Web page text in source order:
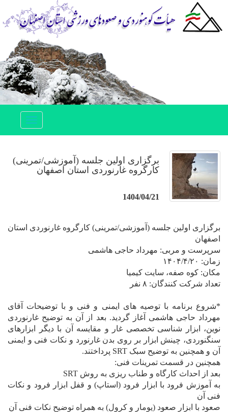
Toggle
برگزاری اولین جلسه (آموزشی/تمرینی)
کارگروه غارنوردی استان اصفهان
1404/04/21
برگزاری اولین جلسه (آموزشی/تمرینی) کارگروه غارنوردی استان
اصفهان
سرپرست و مربی: مهرداد حاجی ه‍اشمی
زمان: ۱۴۰۴/۴/۲۰
مکان: کوه صفه، سایت کیمیا
تعداد شرکت کنندگان: ۸ نفر
*شروع برنامه با توصیه های ایمنی و فنی و با توضیحات آقای
مهرداد حاجی هاشمی آغاز گردید. بعد از آن به توضیح غارنوردی
نوین، ابزار شناسی تخصصی غار و مقایسه آن با دیگر ابزارهای
سنگنوردی، چینش ابزار بر روی بدن غارنورد و نکات فنی و ایمنی
آن و همچنین به توضیح سبک SRT پرداختند.
همچنین در قسمت تمرینات فنی:
بعد از احداث کارگاه و طناب ریزی به روش SRT
به آموزش فرود با ابزار فرود (استاپ) و قفل ابزار فرود و نکات
فنی آن
صعود با ابزار صعود (یومار و کرول) به همراه توضیح نکات فنی آن